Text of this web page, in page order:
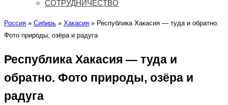
СОТРУДНИЧЕСТВО
Россия » Сибирь » Хакасия » Республика Хакасия — туда и обратно.
Фото природы, озёра и радуга
Республика Хакасия — туда и
обратно. Фото природы, озёра и
радуга